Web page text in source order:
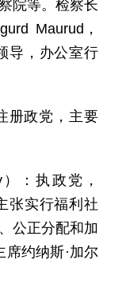
院等。检察长
Maurud，
导，办公室行
册政党，主要
：执政党，
张实行福利社
公正分配和加
约纳斯·加尔